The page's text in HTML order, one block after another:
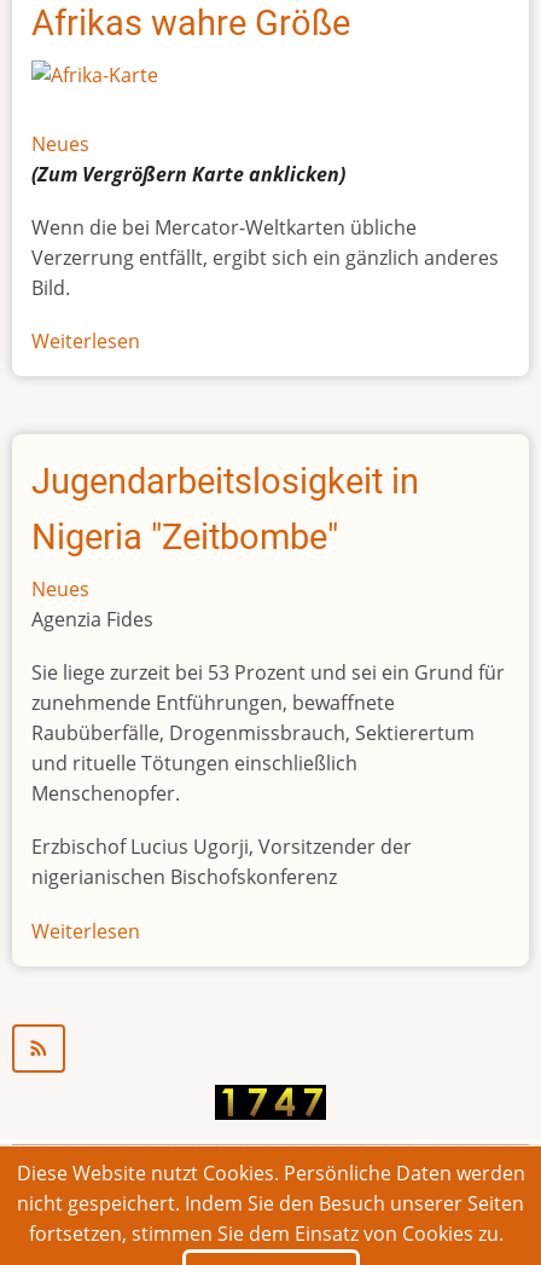
Afrikas wahre Größe
Neues
(Zum Vergrößern Karteanklicken)
Wenn die bei Mercator-Weltkarten übliche
Verzerrung entfällt, ergibt sich ein gänzlich anderes
Bild.
Weiterlesen
Afrikas
Größe
Jugendarbeitslosigkeit in
Nigeria "Zeitbombe"
Neues
Agenzia Fides
Sie liege zurzeit bei 53 Prozent und sei ein Grund für
zunehmende Entführungen, bewaffnete
Raubüberfälle, Drogenmissbrauch, Sektierertum
und rituelle Tötungen einschließlich
Menschenopfer.
Erzbischof Lucius Ugorji, Vorsitzender der
nigerianischen Bischofskonferenz
Weiterlesen
Jugendarbeitslosigkeit
© 2026 Bonner Aufruf. Alle Rechte vorbehalten.
Footer
Impressum Kontakt Intern
Diese Website nutzt Cookies. Persönliche Daten werden
nicht gespeichert. Indem Sie den Besuch unserer Seiten
fortsetzen, stimmen Sie dem Einsatz von Cookies zu.